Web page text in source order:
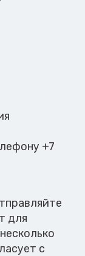
+7
для
с